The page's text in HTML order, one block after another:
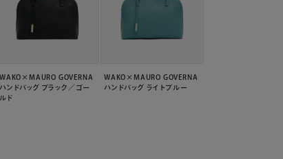
WAKO×MAURO GOVERNA
ハンドバッグ ブラック／ゴー
ルド
WAKO×MAURO GOVERNA
ハンドバッグ ライトブルー